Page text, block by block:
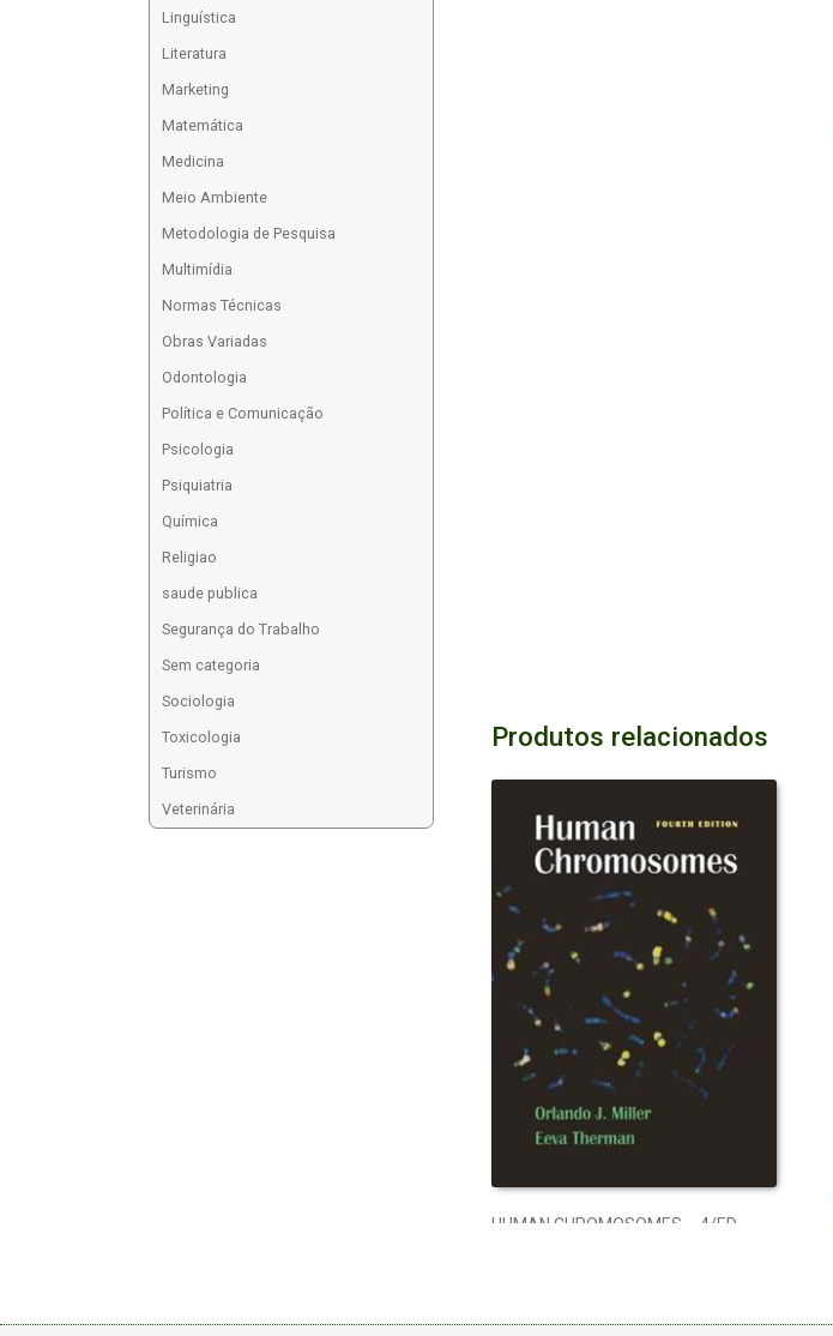
Produtos relacionados
HUMAN CHROMOSOMES – 4/ED
Linguística
Literatura
Marketing
Matemática
Medicina
Meio Ambiente
Metodologia de Pesquisa
Multimídia
Normas Técnicas
Obras Variadas
Odontologia
Política e Comunicação
Psicologia
Psiquiatria
Química
Religiao
saude publica
Segurança do Trabalho
Sem categoria
Sociologia
Toxicologia
Turismo
Veterinária